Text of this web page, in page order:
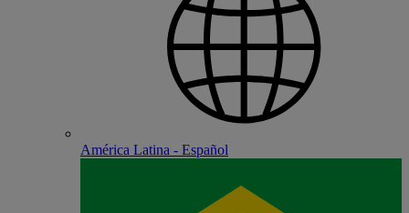
América Latina - Español